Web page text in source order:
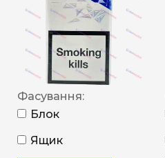
Фасування:
Блок
Ящик